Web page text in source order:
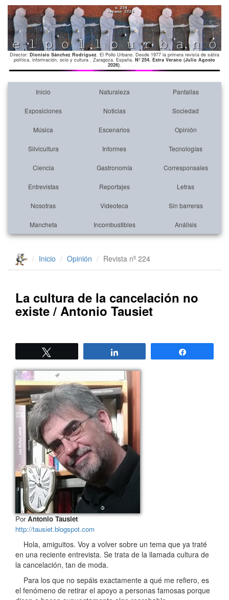
Director: Dionisio Sánchez Rodríguez. El Pollo Urbano. Desde 1977 la primera revista de sátira
política, información, ocio y cultura . Zaragoza. España. Nº 254. Extra Verano (Julio Agosto
2026).
Inicio Naturaleza Pantallas
Exposiciones Noticias Sociedad
Música Escenarios Opinión
Silvicultura Informes Tecnologías
Ciencia Gastronomía Corresponsales
Entrevistas Reportajes Letras
Nosotras Videoteca Sin barreras
Mancheta Incombustibles Análisis
Inicio Opinión Revista nº 224
La cultura de la cancelación no
existe / Antonio Tausiet
PorAntonio Tausiet
http://tausiet.blogspot.com
Hola, amiguitos. Voy a volver sobre un tema que ya traté
en una reciente entrevista. Se trata de la llamada cultura de
la cancelación, tan de moda.
Para los que no sepáis exactamente a qué me refiero, es
el fenómeno de retirar el apoyo a personas famosas porque